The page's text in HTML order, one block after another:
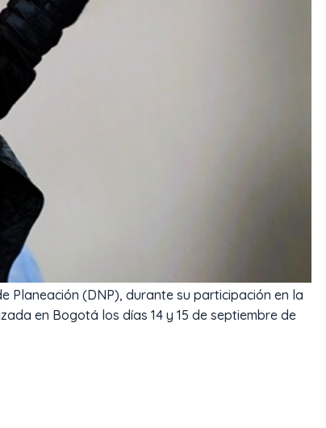
Planeación (DNP), durante su participación en la
en Bogotá los días 14 y 15 de septiembre de